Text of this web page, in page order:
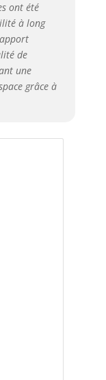
ont été
à long
de
une
grâce à